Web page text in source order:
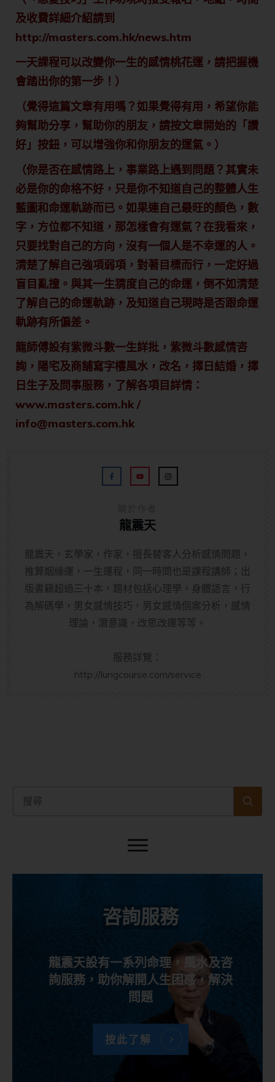
及收費詳細介紹請到
http://masters.com.hk/news.htm
一天課程可以改變你一生的感情桃花運，請把握機
會踏出你的第一步！）
（覺得這篇文章有用嗎？如果覺得有用，希望你能
夠幫助分享，幫助你的朋友，請按文章開始的「讚
好」按鈕，可以增強你和你朋友的運氣。）
（你是否在感情路上，事業路上遇到問題？其實未
必是你的命格不好，只是你不知道自己的整體人生
藍圖和命運軌跡而已。如果連自己最旺的顏色，數
字，方位都不知道，那怎樣會有運氣？在我看來，
只要找對自己的方向，沒有一個人是不幸運的人。
清楚了解自己強項弱項，對著目標而行，一定好過
盲目亂撞。與其一生猜度自己的命運，倒不如清楚
了解自己的命運軌跡，及知道自己現時是否跟命運
軌跡有所偏差。
龍師傅設有紫微斗數一生詳批，紫微斗數感情咨
詢，陽宅及商舖寫字樓風水，改名，擇日結婚，擇
日生子及問事服務，了解各項目詳情：
www.masters.com.hk /
info@masters.com.hk
龍震天
龍震天，玄學家，作家，擅長替客人分析感情問題，
推算姻緣運，一生運程，同一時間也是課程講師；出
版書籍超過三十本，題材包括心理學，身體語言，行
為解碼學，男女感情技巧，男女感情個案分析，感情
理論，潛意識，改思改運等等。
服務詳覽：
http://lungcourse.com/service
咨詢服務
龍震天設有一系列命理，風水及咨
詢服務，助你解開人生困惑，解決
問題
按此了解